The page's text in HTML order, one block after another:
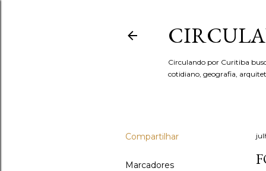
Circulando por Curitiba
cotidiano, geografia,
Compartilhar
Marcadores